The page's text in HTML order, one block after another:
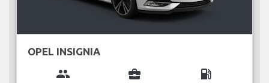
OPEL INSIGNIA
group business_center local_gas_station